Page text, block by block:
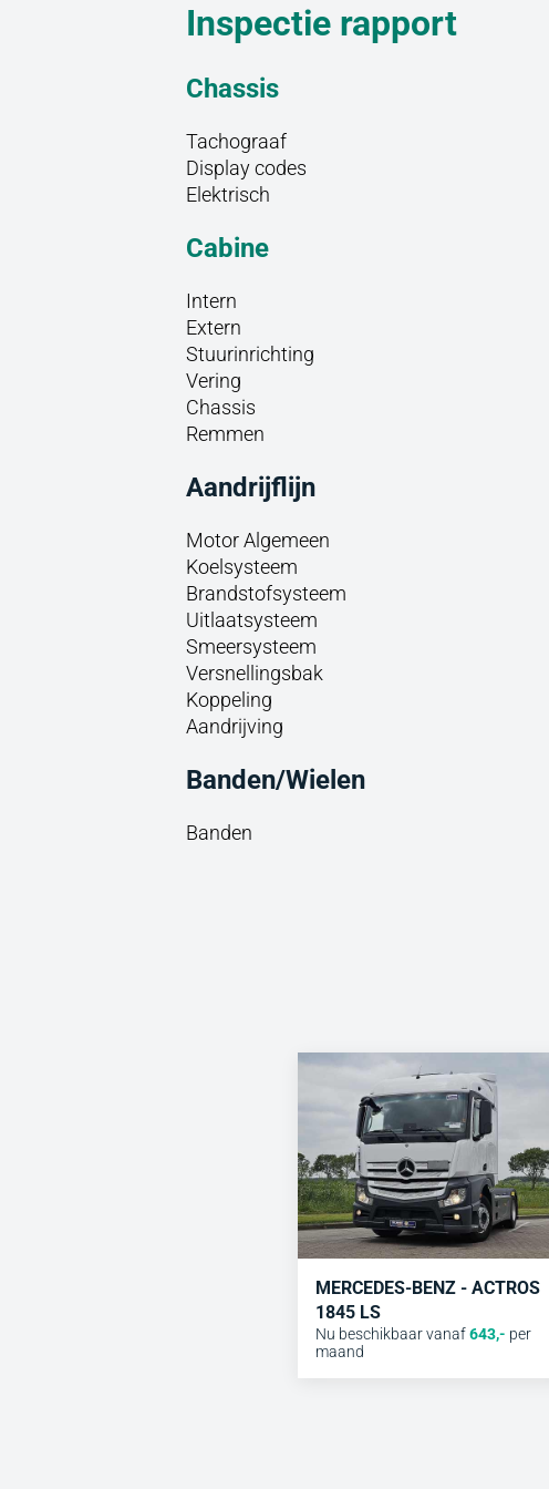
Inspectie rapport
Chassis
Tachograaf
Display codes
Elektrisch
Cabine
Intern
Extern
Stuurinrichting
Vering
Chassis
Remmen
Aandrijflijn
Motor Algemeen
Koelsysteem
Brandstofsysteem
Uitlaatsysteem
Smeersysteem
Versnellingsbak
Koppeling
Aandrijving
Banden/Wielen
Banden
MERCEDES-BENZ - ACTROS
1845 LS
Nu beschikbaar vanaf 643,- per
maand